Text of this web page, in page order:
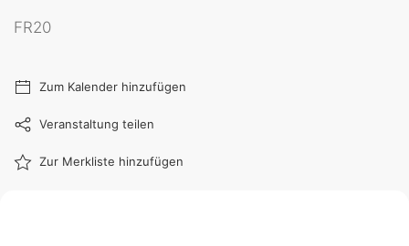
FR20
Zum Kalender hinzufügen
Veranstaltung teilen
Zur Merkliste hinzufügen